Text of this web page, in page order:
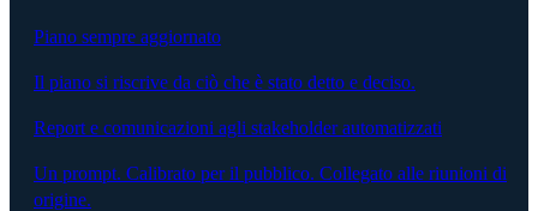
Piano sempre aggiornato
Il piano si riscrive da ciò che è stato detto e deciso.
Report e comunicazioni agli stakeholder automatizzati
Un prompt. Calibrato per il pubblico. Collegato alle riunioni di
origine.